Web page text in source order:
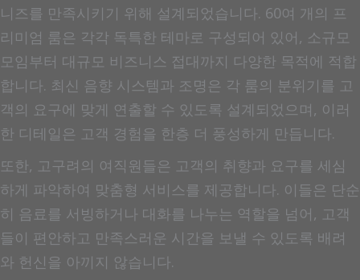
니즈를 만족시키기 위해 설계되었습니다. 60여 개의 프
리미엄 룸은 각각 독특한 테마로 구성되어 있어, 소규모
모임부터 대규모 비즈니스 접대까지 다양한 목적에 적합
합니다. 최신 음향 시스템과 조명은 각 룸의 분위기를 고
객의 요구에 맞게 연출할 수 있도록 설계되었으며, 이러
한 디테일은 고객 경험을 한층 더 풍성하게 만듭니다.
또한, 고구려의 여직원들은 고객의 취향과 요구를 세심
하게 파악하여 맞춤형 서비스를 제공합니다. 이들은 단순
히 음료를 서빙하거나 대화를 나누는 역할을 넘어, 고객
들이 편안하고 만족스러운 시간을 보낼 수 있도록 배려
와 헌신을 아끼지 않습니다.